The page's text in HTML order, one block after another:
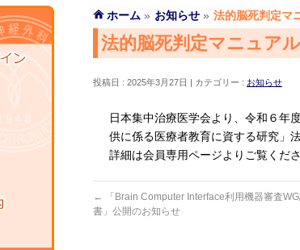
ホーム » お知らせ » 法的脳死判定マ
法的脳死判定マニュア
投稿日 : 2025年3月27日 カテゴリー : お知らせ
日本集中治療医学会より、令和６年
供に係る医療者教育に資する研究」
詳細は会員専用ページよりご覧くださ
←
「Brain Computer Interface利用機器審査
書」公開のお知らせ